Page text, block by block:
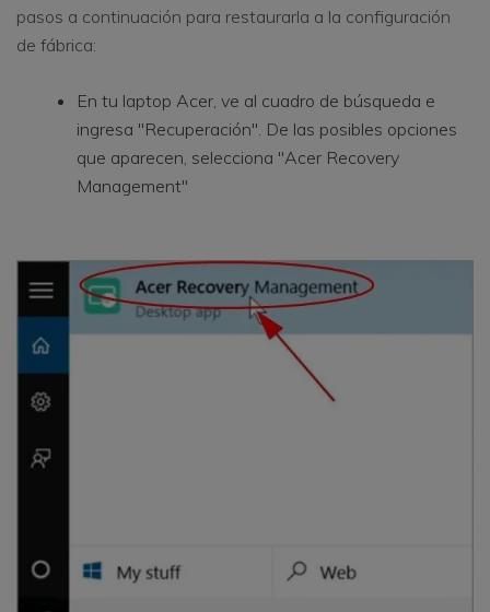
pasos a continuación para restaurarla a la configuración
de fábrica:
En tu laptop Acer, ve al cuadro de búsqueda e
ingresa "Recuperación". De las posibles opciones
que aparecen, selecciona "Acer Recovery
Management"